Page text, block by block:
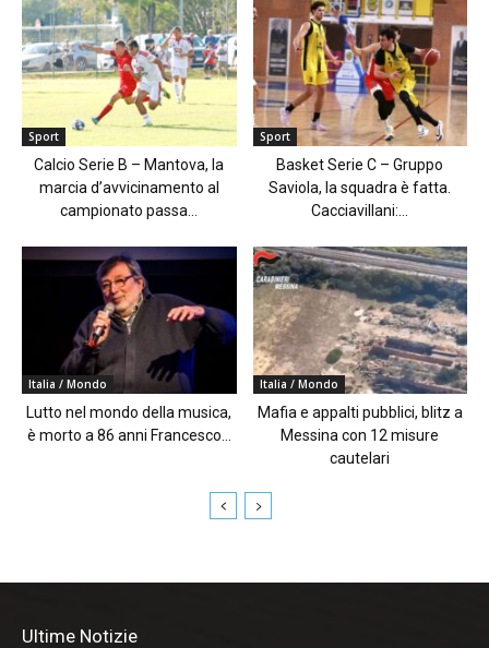
Sport
Calcio Serie B – Mantova, la
marcia d’avvicinamento al
campionato passa...
Sport
Basket Serie C – Gruppo
Saviola, la squadra è fatta.
Cacciavillani:...
Italia / Mondo
Lutto nel mondo della musica,
è morto a 86 anni Francesco...
Italia / Mondo
Mafia e appalti pubblici, blitz a
Messina con 12 misure
cautelari
Ultime Notizie